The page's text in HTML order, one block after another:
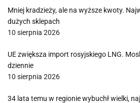
Mniej kradzieży, ale na wyższe kwoty.
dużych sklepach
10 sierpnia 2026
UE zwiększa import rosyjskiego LNG.
dziennie
10 sierpnia 2026
34 lata temu w regionie wybuchł wielki,